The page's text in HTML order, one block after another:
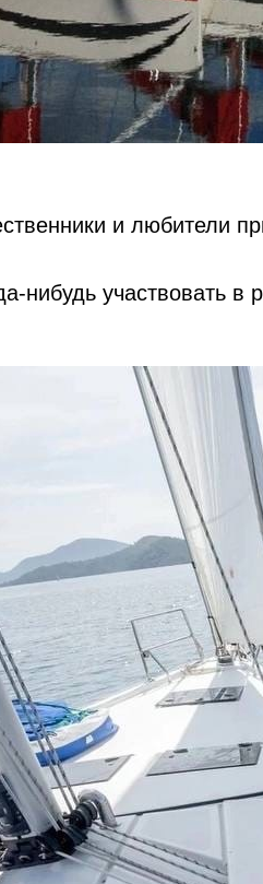
и любители
нибудь участвовать в